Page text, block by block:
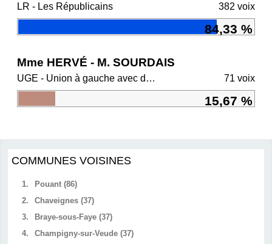
LR - Les Républicains 382 voix
84,33 %
Mme HERVÉ - M. SOURDAIS
UGE - Union à gauche avec des écologistes 71 voix
15,67 %
COMMUNES VOISINES
1.
Pouant (86)
2.
Chaveignes (37)
3.
Braye-sous-Faye (37)
4.
Champigny-sur-Veude (37)